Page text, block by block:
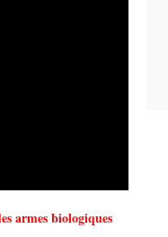
armes biologiques